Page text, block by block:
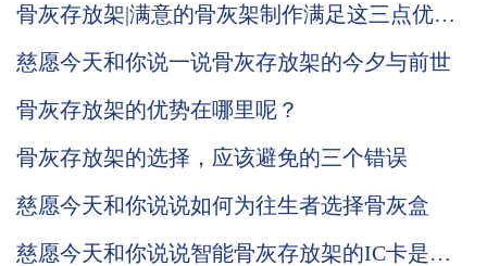
骨灰存放架|满意的骨灰架制作满足这三点优势
慈愿今天和你说一说骨灰存放架的今夕与前世
骨灰存放架的优势在哪里呢？
骨灰存放架的选择，应该避免的三个错误
慈愿今天和你说说如何为往生者选择骨灰盒
慈愿今天和你说说智能骨灰存放架的IC卡是怎